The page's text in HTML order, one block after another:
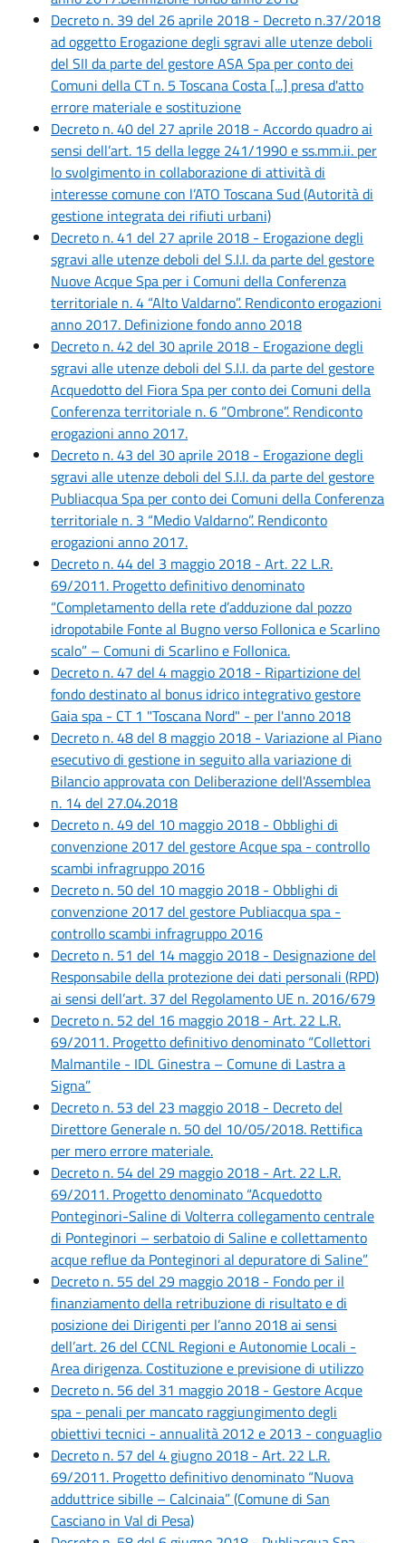
Decreto n. 39 del 26 aprile 2018 - Decreto n.37/2018
ad oggetto Erogazione degli sgravi alle utenze deboli
del SII da parte del gestore ASA Spa per conto dei
Comuni della CT n. 5 Toscana Costa [...] presa d'atto
errore materiale e sostituzione
Decreto n. 40 del 27 aprile 2018 - Accordo quadro ai
sensi dell’art. 15 della legge 241/1990 e ss.mm.ii. per
lo svolgimento in collaborazione di attività di
interesse comune con l’ATO Toscana Sud (Autorità di
gestione integrata dei rifiuti urbani)
Decreto n. 41 del 27 aprile 2018 - Erogazione degli
sgravi alle utenze deboli del S.I.I. da parte del gestore
Nuove Acque Spa per i Comuni della Conferenza
territoriale n. 4 “Alto Valdarno”. Rendiconto erogazioni
anno 2017. Definizione fondo anno 2018
Decreto n. 42 del 30 aprile 2018 - Erogazione degli
sgravi alle utenze deboli del S.I.I. da parte del gestore
Acquedotto del Fiora Spa per conto dei Comuni della
Conferenza territoriale n. 6 “Ombrone”. Rendiconto
erogazioni anno 2017.
Decreto n. 43 del 30 aprile 2018 - Erogazione degli
sgravi alle utenze deboli del S.I.I. da parte del gestore
Publiacqua Spa per conto dei Comuni della Conferenza
territoriale n. 3 “Medio Valdarno”. Rendiconto
erogazioni anno 2017.
Decreto n. 44 del 3 maggio 2018 - Art. 22 L.R.
69/2011. Progetto definitivo denominato
“Completamento della rete d’adduzione dal pozzo
idropotabile Fonte al Bugno verso Follonica e Scarlino
scalo” – Comuni di Scarlino e Follonica.
Decreto n. 47 del 4 maggio 2018 - Ripartizione del
fondo destinato al bonus idrico integrativo gestore
Gaia spa - CT 1 "Toscana Nord" - per l'anno 2018
Decreto n. 48 del 8 maggio 2018 - Variazione al Piano
esecutivo di gestione in seguito alla variazione di
Bilancio approvata con Deliberazione dell'Assemblea
n. 14 del 27.04.2018
Decreto n. 49 del 10 maggio 2018 - Obblighi di
convenzione 2017 del gestore Acque spa - controllo
scambi infragruppo 2016
Decreto n. 50 del 10 maggio 2018 - Obblighi di
convenzione 2017 del gestore Publiacqua spa -
controllo scambi infragruppo 2016
Decreto n. 51 del 14 maggio 2018 - Designazione del
Responsabile della protezione dei dati personali (RPD)
ai sensi dell’art. 37 del Regolamento UE n. 2016/679
Decreto n. 52 del 16 maggio 2018 - Art. 22 L.R.
69/2011. Progetto definitivo denominato “Collettori
Malmantile - IDL Ginestra – Comune di Lastra a
Signa”
Decreto n. 53 del 23 maggio 2018 - Decreto del
Direttore Generale n. 50 del 10/05/2018. Rettifica
per mero errore materiale.
Decreto n. 54 del 29 maggio 2018 - Art. 22 L.R.
69/2011. Progetto denominato “Acquedotto
Ponteginori-Saline di Volterra collegamento centrale
di Ponteginori – serbatoio di Saline e collettamento
acque reflue da Ponteginori al depuratore di Saline”
Decreto n. 55 del 29 maggio 2018 - Fondo per il
finanziamento della retribuzione di risultato e di
posizione dei Dirigenti per l’anno 2018 ai sensi
dell’art. 26 del CCNL Regioni e Autonomie Locali -
Area dirigenza. Costituzione e previsione di utilizzo
Decreto n. 56 del 31 maggio 2018 - Gestore Acque
spa - penali per mancato raggiungimento degli
obiettivi tecnici - annualità 2012 e 2013 - conguaglio
Decreto n. 57 del 4 giugno 2018 - Art. 22 L.R.
69/2011. Progetto definitivo denominato “Nuova
adduttrice sibille – Calcinaia” (Comune di San
Casciano in Val di Pesa)